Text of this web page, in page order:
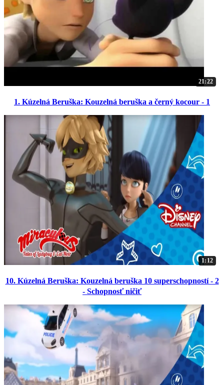
21:22
1. Kúzelná Beruška: Kouzelná beruška a černý kocour - 1
1:12
10. Kúzelná Beruška: Kouzelná beruška 10 superschopností - 2
- Schopnosť ničiť